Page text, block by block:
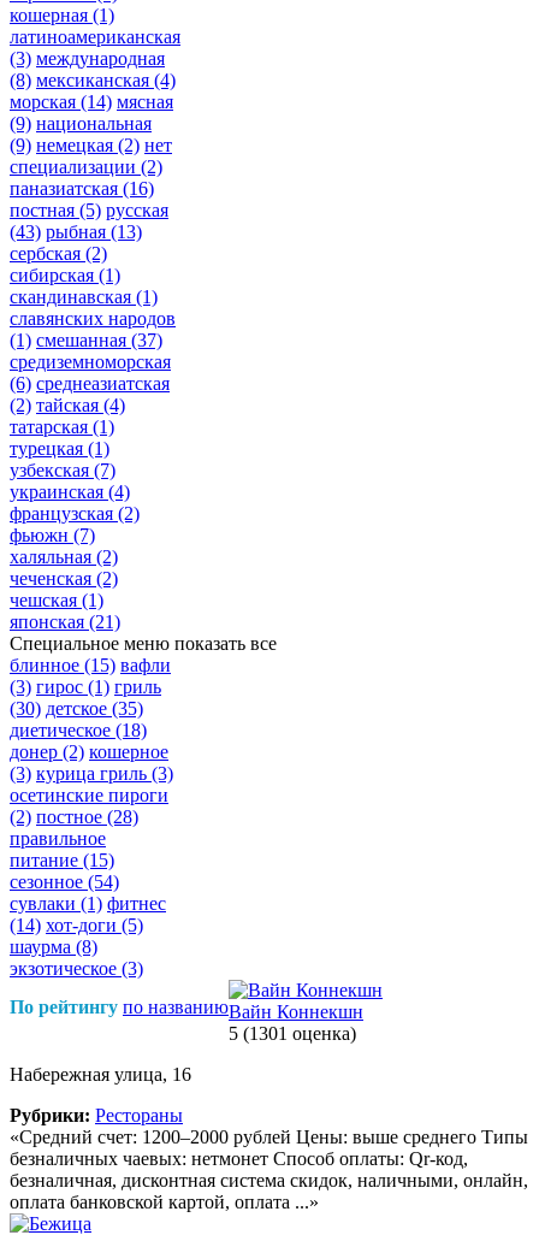
кошерная (1)
латиноамериканская
(3) международная
(8) мексиканская (4)
морская (14) мясная
(9) национальная
(9) немецкая (2) нет
специализации (2)
паназиатская (16)
постная (5) русская
(43) рыбная (13)
сербская (2)
сибирская (1)
скандинавская (1)
славянских народов
(1) смешанная (37)
средиземноморская
(6) среднеазиатская
(2) тайская (4)
татарская (1)
турецкая (1)
узбекская (7)
украинская (4)
французская (2)
фьюжн (7)
халяльная (2)
чеченская (2)
чешская (1)
японская (21)
Специальное меню показать все
блинное (15) вафли
(3) гирос (1) гриль
(30) детское (35)
диетическое (18)
донер (2) кошерное
(3) курица гриль (3)
осетинские пироги
(2) постное (28)
правильное
питание (15)
сезонное (54)
сувлаки (1) фитнес
(14) хот-доги (5)
шаурма (8)
экзотическое (3)
По рейтингу по названиюВайн Коннекшн
5 (1301 оценка)
Набережная улица, 16
Рубрики: Рестораны
«Средний счет: 1200–2000 рублей Цены: выше среднего Типы
безналичных чаевых: нетмонет Способ оплаты: Qr-код,
безналичная, дисконтная система скидок, наличными, онлайн,
оплата банковской картой, оплата ...»